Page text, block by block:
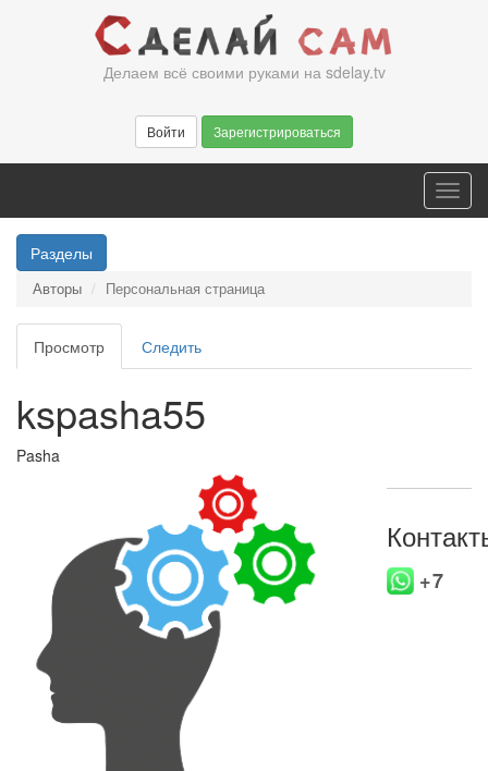
Делаем всё своими руками на sdelay.tv
Войти Зарегистрироваться
Разделы
Авторы Персональная страница
Главные
вкладки
Просмотр (активная
вкладка)
Следить
kspasha55
Pasha
+7